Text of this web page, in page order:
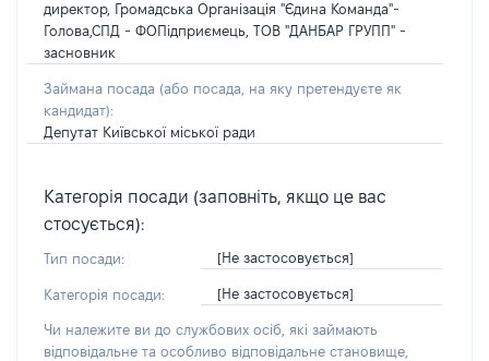
директор, Громадська Організація "Єдина Команда"-
Голова,СПД - ФОПідприємець, ТОВ "ДАНБАР ГРУПП" -
засновник
Займана посада (або посада, на яку претендуєте як
кандидат):
Депутат Київської міської ради
Категорія посади (заповніть, якщо це вас
стосується):
Тип посади: [Не застосовується]
Категорія посади: [Не застосовується]
Чи належите ви до службових осіб, які займають
відповідальне та особливо відповідальне становище,